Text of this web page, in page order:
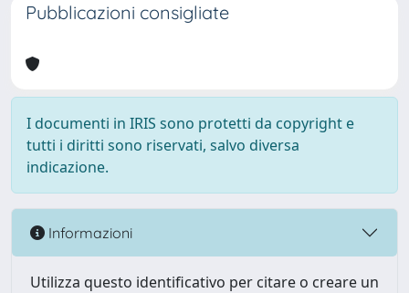
Pubblicazioni consigliate
I documenti in IRIS sono protetti da copyright e
tutti i diritti sono riservati, salvo diversa
indicazione.
Informazioni
Utilizza questo identificativo per citare o creare un